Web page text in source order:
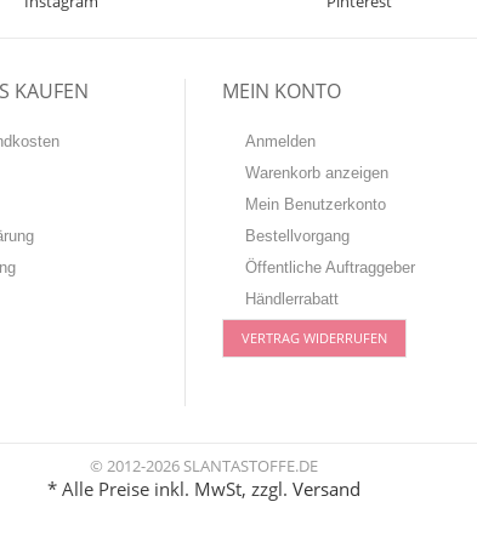
KAUFEN MEIN KONTO
Anmelden
Warenkorb anzeigen
Mein Benutzerkonto
Bestellvorgang
Öffentliche Auftraggeber
Händlerrabatt
VERTRAG WIDERRUFEN
© 2012-2026 SLANTASTOFFE.DE
* Alle Preise inkl. MwSt, zzgl. Versand